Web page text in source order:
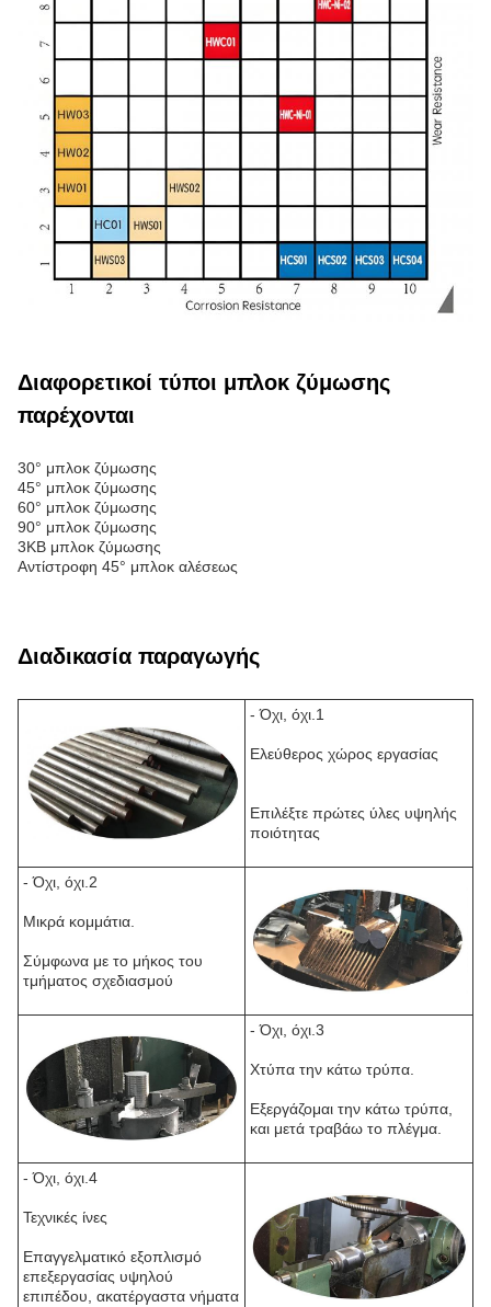
Διαφορετικοί τύποι μπλοκ ζύμωσης
παρέχονται
30° μπλοκ ζύμωσης
45° μπλοκ ζύμωσης
60° μπλοκ ζύμωσης
90° μπλοκ ζύμωσης
3KB μπλοκ ζύμωσης
Αντίστροφη 45° μπλοκ αλέσεως
Διαδικασία παραγωγής
- Όχι, όχι.1
Ελεύθερος χώρος εργασίας
Επιλέξτε πρώτες ύλες υψηλής
ποιότητας
- Όχι, όχι.2
Μικρά κομμάτια.
Σύμφωνα με το μήκος του
τμήματος σχεδιασμού
- Όχι, όχι.3
Χτύπα την κάτω τρύπα.
Εξεργάζομαι την κάτω τρύπα,
και μετά τραβάω το πλέγμα.
- Όχι, όχι.4
Τεχνικές ίνες
Επαγγελματικό εξοπλισμό
επεξεργασίας υψηλού
επιπέδου, ακατέργαστα νήματα